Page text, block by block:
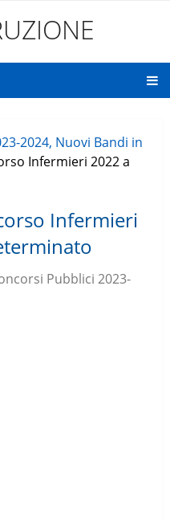
2024, Nuovi Bandi in
Infermieri 2022 a
Infermieri
Pubblici 2023-